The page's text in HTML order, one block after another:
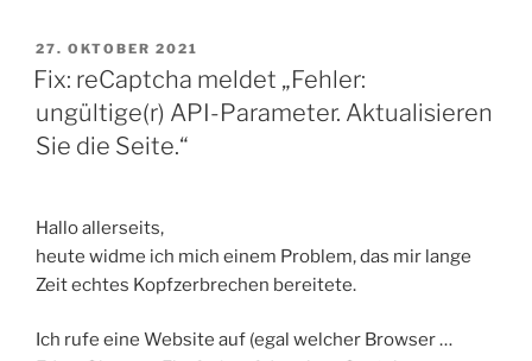
Windows
App-
Fenstern
nicht“
VERÖFFENTLICHT
AM
27. OKTOBER 2021
Fix: reCaptcha meldet „Fehler:
ungültige(r) API-Parameter. Aktualisieren
Sie die Seite.“
Hallo allerseits,
heute widme ich mich einem Problem, das mir lange
Zeit echtes Kopfzerbrechen bereitete.
Ich rufe eine Website auf (egal welcher Browser …